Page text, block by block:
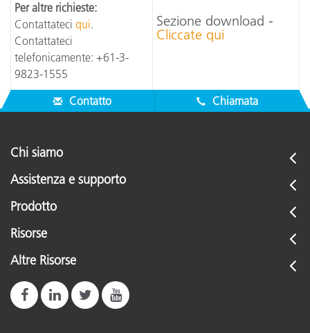
Per altre richieste:
Contattateciqui.
Contattateci
telefonicamente: +61-3-
9823-1555
Sezione download -
Cliccate qui
Contatto Chiamata
Chi siamo
Assistenza e supporto
Prodotto
Risorse
Altre Risorse